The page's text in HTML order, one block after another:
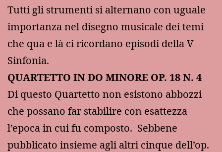
Tutti gli strumenti si alternano con uguale
importanza nel disegno musicale dei temi
che qua e là ci ricordano episodi della V
Sinfonia.
QUARTETTO IN DO MINORE OP. 18 N. 4
Di questo Quartetto non esistono abbozzi
che possano far stabilire con esattezza
l’epoca in cui fu composto. Sebbene
pubblicato insieme agli altri cinque dell’op.